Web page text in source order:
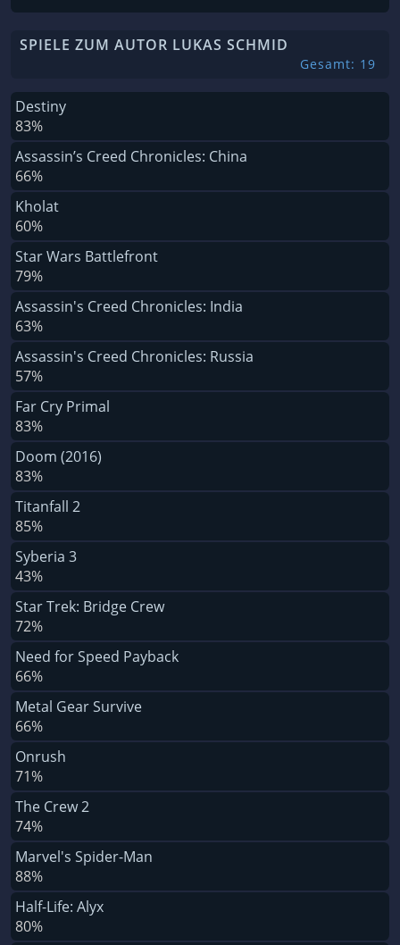
SPIELE ZUM AUTOR LUKAS SCHMID
Gesamt: 19
Destiny
83%
Assassin’s Creed Chronicles: China
66%
Kholat
60%
Star Wars Battlefront
79%
Assassin's Creed Chronicles: India
63%
Assassin's Creed Chronicles: Russia
57%
Far Cry Primal
83%
Doom (2016)
83%
Titanfall 2
85%
Syberia 3
43%
Star Trek: Bridge Crew
72%
Need for Speed Payback
66%
Metal Gear Survive
66%
Onrush
71%
The Crew 2
74%
Marvel's Spider-Man
88%
Half-Life: Alyx
80%